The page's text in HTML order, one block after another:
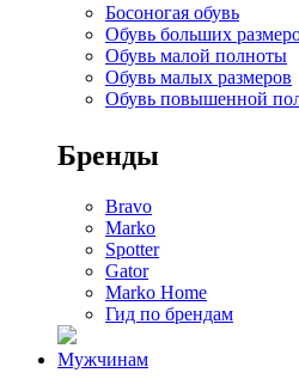
Босоногая обувь
Обувь больших
Обувь малой полноты
Обувь малых размеров
Обувь повышенной
Бренды
Bravo
Marko
Spotter
Gator
Marko Home
Гид по брендам
Мужчинам